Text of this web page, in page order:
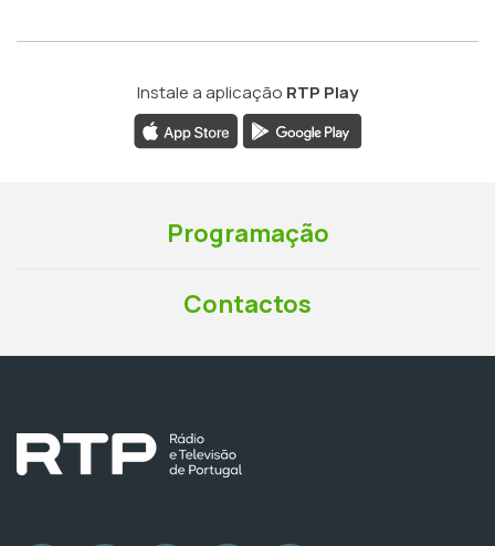
Instale a aplicação RTP Play
Programação
Contactos